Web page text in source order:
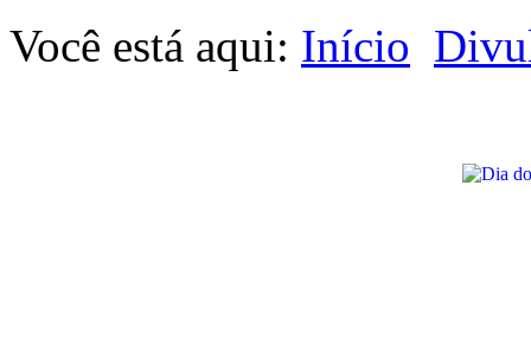
Você está aqui: Início